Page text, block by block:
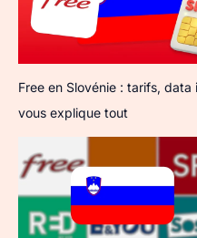
Free en Slovénie : tarifs,
vous explique tout